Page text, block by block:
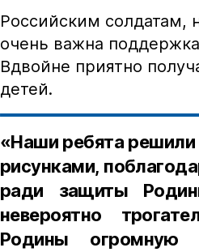
Российским солдатам,
очень важна
Вдвойне приятно
детей.
«Наши ребята
рисунками,
ради защиты
невероятно
Родины огромную